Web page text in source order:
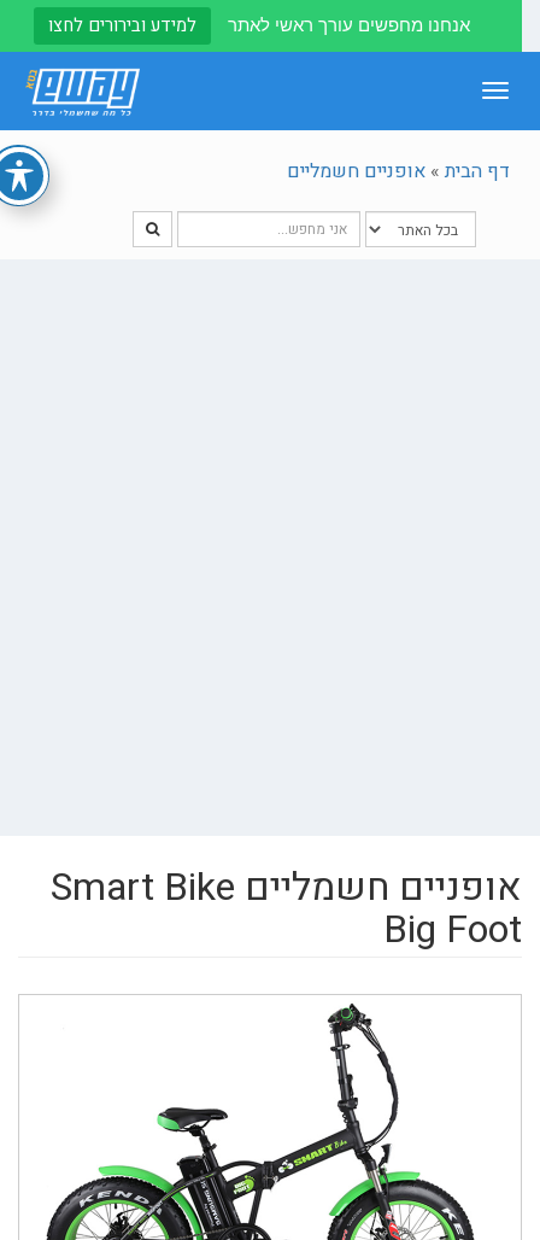
אנחנו מחפשים עורך ראשי לאתר למידע ובירורים לחצו
Toggle
דף הבית»אופניים חשמליים
אופניים חשמליים Smart Bike
Big Foot